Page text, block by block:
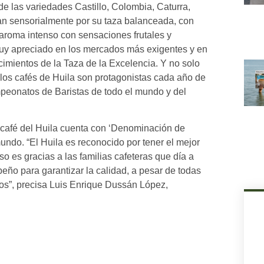
las variedades Castillo, Colombia, Caturra,
sensorialmente por su taza balanceada, con
intenso con sensaciones frutales y
apreciado en los mercados más exigentes y en
de la Taza de la Excelencia. Y no solo
cafés de Huila son protagonistas cada año de
de Baristas de todo el mundo y del
del Huila cuenta con ‘Denominación de
“El Huila es reconocido por tener el mejor
es gracias a las familias cafeteras que día a
para garantizar la calidad, a pesar de todas
precisa Luis Enrique Dussán López,